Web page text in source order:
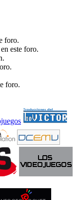
foro.
este foro.
foro.